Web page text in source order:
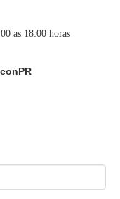
as 18:00 horas